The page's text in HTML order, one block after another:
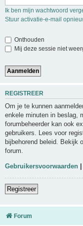
Ik ben mijn wachtwoord
Stuur activatie-e-mail
Onthouden
Mij deze sessie niet
REGISTREER
Om je te kunnen
enkele minuten in beslag,
forumbeheerder kan ook
gebruikers. Lees voor
bijbehorend beleid. Bekijk
forum.
Gebruikersvoorwaarden
Registreer
Forum